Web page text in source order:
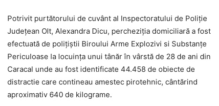
Potrivit purtătorului de cuvânt al Inspectoratului de Poliție
Județean Olt, Alexandra Dicu, percheziția domiciliară a fost
efectuată de polițiștii Biroului Arme Explozivi si Substanțe
Periculoase la locuința unui tânăr în vârstă de 28 de ani din
Caracal unde au fost identificate 44.458 de obiecte de
distractie care contineau amestec pirotehnic, cântărind
aproximativ 640 de kilograme.